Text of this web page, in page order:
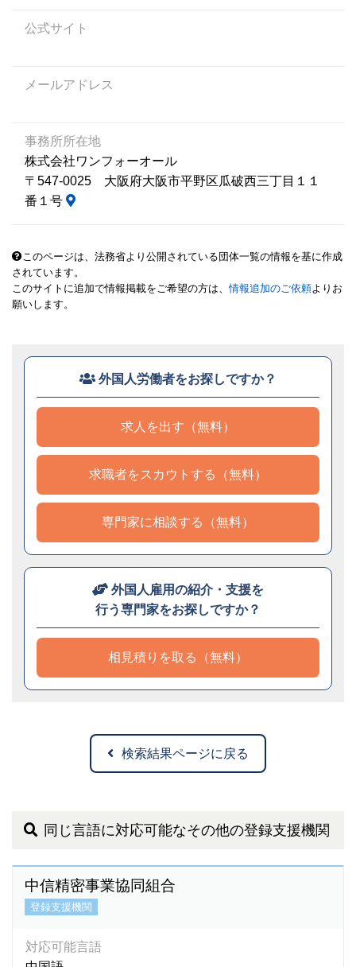
公式サイト
メールアドレス
事務所所在地
株式会社ワンフォーオール
〒547-0025 大阪府大阪市平野区瓜破西三丁目１１
番１号
このページは、法務省より公開されている団体一覧の情報を基に作成
されています。
このサイトに追加で情報掲載をご希望の方は、情報追加のご依頼よりお
願いします。
外国人労働者をお探しですか？
求人を出す（無料）
求職者をスカウトする（無料）
専門家に相談する（無料）
外国人雇用の紹介・支援を
行う専門家をお探しですか？
相見積りを取る（無料）
検索結果ページに戻る
同じ言語に対応可能なその他の登録支援機関
中信精密事業協同組合
登録支援機関
対応可能言語